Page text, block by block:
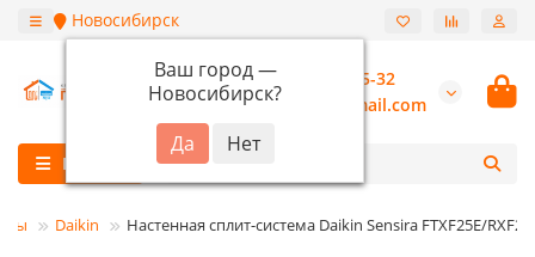
Новосибирск
Ваш город —
Новосибирск?
+7 (913) 987-55-32
burannsk@gmail.com
Каталог
Daikin Настенная сплит-система Daikin Sensira FTXF25E/